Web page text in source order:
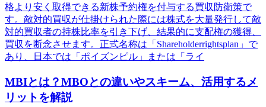
格より安く取得できる新株予約権を付与する買収防衛策で
す。敵対的買収が仕掛けられた際には株式を大量発行して敵
対的買収者の持株比率を引き下げ、結果的に支配権の獲得、
買収を断念させます。正式名称は「Shareholderrightsplan」で
あり、日本では「ポイズンピル」または「ライ
MBIとは？MBOとの違いやスキーム、活用するメ
リットを解説